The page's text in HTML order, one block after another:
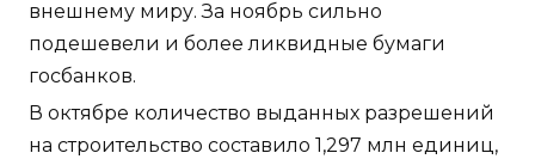
внешнему миру. За ноябрь сильно
подешевели и более ликвидные бумаги
госбанков.
В октябре количество выданных разрешений
на строительство составило 1,297 млн единиц,